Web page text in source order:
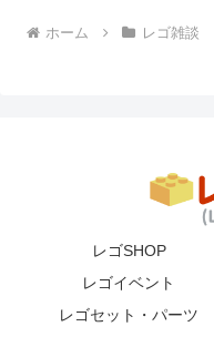
ホーム レゴ雑談
レゴSHOP
レゴイベント
レゴセット・パーツ